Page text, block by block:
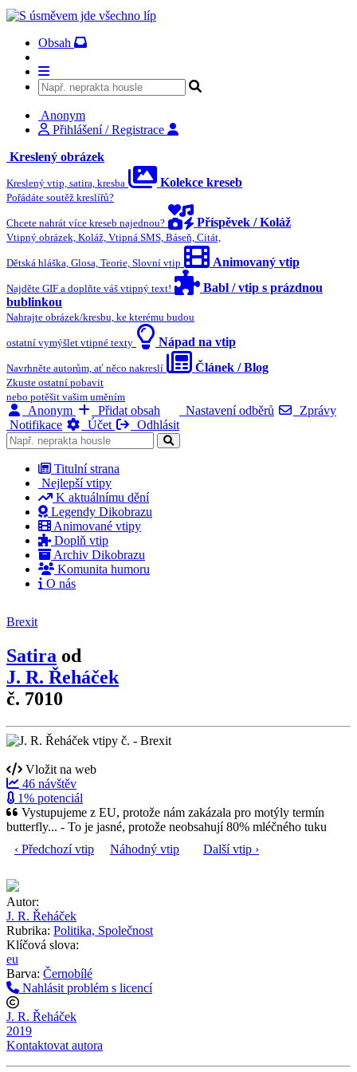
Obsah
Anonym
Přihlášení / Registrace
Kreslený obrázek
Kreslený vtip, satira, kresba Kolekce kreseb
Pořádáte soutěž kreslířů?
Chcete nahrát více kreseb najednou? Příspěvek / Koláž
Vtipný obrázek, Koláž, Vtipná SMS, Báseň, Citát,
Dětská hláška, Glosa, Teorie, Slovní vtip Animovaný vtip
Najděte GIF a doplňte váš vtipný text!
Babl / vtip s prázdnou
bublinkou
Nahrajte obrázek/kresbu, ke kterému budou
ostatní vymýšlet vtipné texty Nápad na vtip
Navrhněte autorům, ať něco nakreslí Článek / Blog
Zkuste ostatní pobavit
nebo potěšit vašim uměním
Anonym Přidat obsah Nastavení odběrů
Zprávy
Notifikace
Účet Odhlásit
Titulní strana
Nejlepší vtipy
K aktuálnímu dění
Legendy Dikobrazu
Animované vtipy
Doplň vtip
Archiv Dikobrazu
Komunita humoru
O nás
Brexit
Satira od
J. R. Řeháček
č. 7010
Vložit na web
46 návštěv
1% potenciál
Vystupujeme z EU, protože nám zakázala pro motýly termín
butterfly... - To je jasné, protože neobsahují 80% mléčného tuku
‹ Předchozí vtip
Náhodný vtip Další vtip ›
Autor:
J. R. Řeháček
Rubrika: Politika, Společnost
Klíčová slova:
eu
Barva: Černobílé
Nahlásit problém s licencí
J. R. Řeháček
2019
Kontaktovat autora